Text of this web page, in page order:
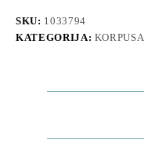
A37
ar
SKU: 1033794
KATEGORIJA: